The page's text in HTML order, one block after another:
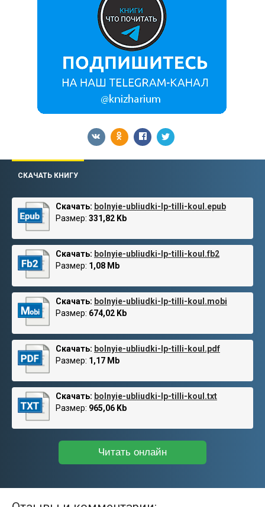
СКАЧАТЬ КНИГУ
Скачать: bolnyie-ubliudki-lp-tilli-koul.epub
Размер: 331,82 Kb
Скачать: bolnyie-ubliudki-lp-tilli-koul.fb2
Размер: 1,08 Mb
Скачать: bolnyie-ubliudki-lp-tilli-koul.mobi
Размер: 674,02 Kb
Скачать: bolnyie-ubliudki-lp-tilli-koul.pdf
Размер: 1,17 Mb
Скачать: bolnyie-ubliudki-lp-tilli-koul.txt
Размер: 965,06 Kb
Читать онлайн